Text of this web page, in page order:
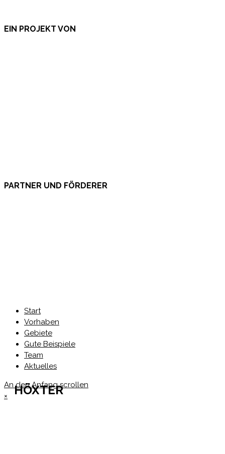
HÖXTER
EIN PROJEKT VON
PARTNER UND FÖRDERER
Start
Vorhaben
Gebiete
Gute Beispiele
Team
Aktuelles
An den Anfang scrollen
×